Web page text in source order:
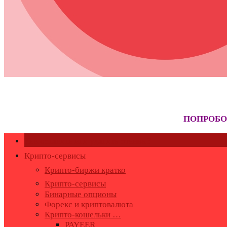
Крипто-сервисы
Крипто-биржи кратко
Крипто-сервисы
Бинарные опционы
Форекс и криптовалюта
Крипто-кошельки …
PAYEER